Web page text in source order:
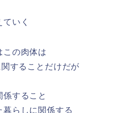
いく
この肉体は
することだけだが
係すること
らしに関係する